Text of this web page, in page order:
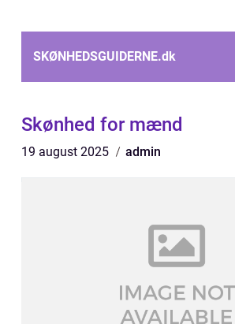
SKØNHEDSGUIDERNE.dk
Skønhed for mænd
19 august 2025 admin